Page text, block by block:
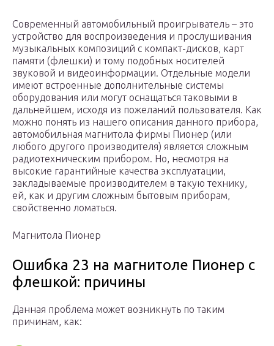
Современный автомобильный проигрыватель – это
устройство для воспроизведения и прослушивания
музыкальных композиций с компакт-дисков, карт
памяти (флешки) и тому подобных носителей
звуковой и видеоинформации. Отдельные модели
имеют встроенные дополнительные системы
оборудования или могут оснащаться таковыми в
дальнейшем, исходя из пожеланий пользователя. Как
можно понять из нашего описания данного прибора,
автомобильная магнитола фирмы Пионер (или
любого другого производителя) является сложным
радиотехническим прибором. Но, несмотря на
высокие гарантийные качества эксплуатации,
закладываемые производителем в такую технику,
ей, как и другим сложным бытовым приборам,
свойственно ломаться.
Магнитола Пионер
Ошибка 23 на магнитоле Пионер с
флешкой: причины
Данная проблема может возникнуть по таким
причинам, как: